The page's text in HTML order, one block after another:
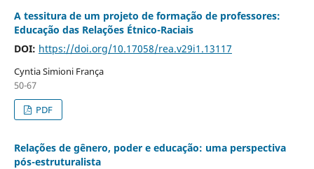
A tessitura de um projeto de formação de professores:
Educação das Relações Étnico-Raciais
DOI: https://doi.org/10.17058/rea.v29i1.13117
Cyntia Simioni França
50-67
PDF
Relações de gênero, poder e educação: uma perspectiva
pós-estruturalista